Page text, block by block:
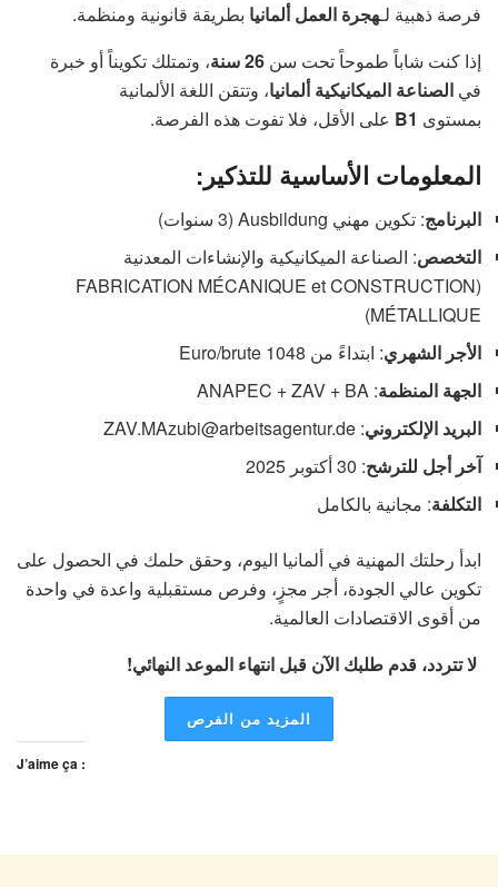
فرصة ذهبية لـهجرة العمل ألمانيا بطريقة قانونية ومنظمة.
إذا كنت شاباً طموحاً تحت سن 26 سنة
، وتمتلك تكويناً أو خبرة
في الصناعة الميكانيكية ألمانيا، وتتقن اللغة الألمانية
بمستوى B1 على الأقل، فلا تفوت هذه الفرصة.
المعلومات الأساسية للتذكير:
البرنامج: تكوين مهني Ausbildung (3 سنوات)
التخصص: الصناعة الميكانيكية والإنشاءات المعدنية
(FABRICATION MÉCANIQUE et CONSTRUCTION
MÉTALLIQUE)
الأجر الشهري: ابتداءً من 1048 Euro/brute
الجهة المنظمة: ANAPEC + ZAV + BA
البريد الإلكتروني: ZAV.MAzubi@arbeitsagentur.de
آخر أجل للترشح: 30 أكتوبر 2025
التكلفة: مجانية بالكامل
ابدأ رحلتك المهنية في ألمانيا اليوم، وحقق حلمك في الحصول على
تكوين عالي الجودة، أجر مجزٍ، وفرص مستقبلية واعدة في واحدة
من أقوى الاقتصادات العالمية.
لا تتردد، قدم طلبك الآن قبل انتهاء الموعد النهائي!
المزيد من الفرص
J’aime ça :